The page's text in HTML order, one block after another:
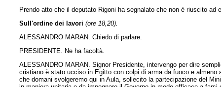
Prendo atto che il deputato Rigoni ha segnalato che non è riuscito ad
Sull'ordine dei lavori (ore 18,20).
ALESSANDRO MARAN. Chiedo di parlare.
PRESIDENTE. Ne ha facoltà.
ALESSANDRO MARAN. Signor Presidente, intervengo per dire
cristiano è stato ucciso in Egitto con colpi di arma da fuoco e
che domani svolgeremo qui in Aula, sollecito la partecipazione del